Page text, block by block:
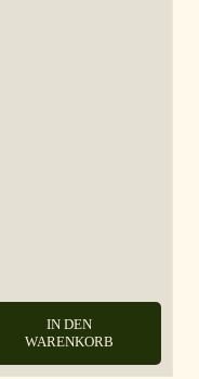
IN DEN
WARENKORB